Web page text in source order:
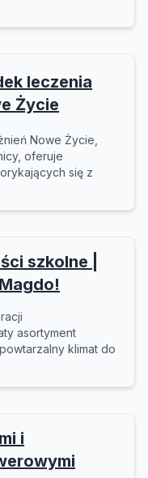
leczenia
Życie
Nowe Życie,
oferuje
się z
szkolne |
asortyment
klimat do
i